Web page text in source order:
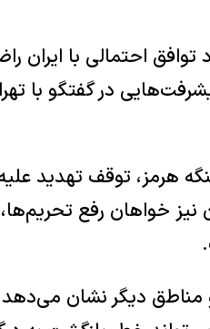
توافق احتمالی با ایران
پیشرفت‌هایی در گفتگو با
هرمز، توقف تهدید
خواهان رفع
و مناطق دیگر نشان